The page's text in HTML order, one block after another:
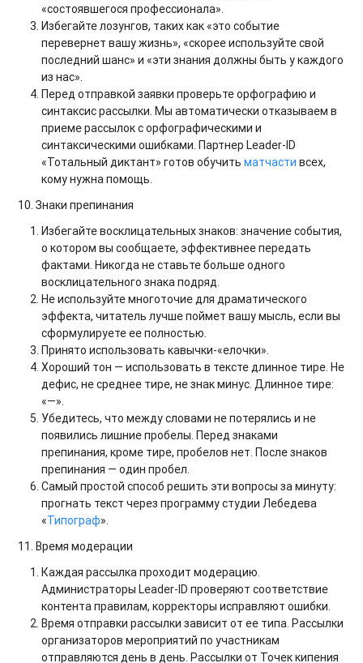
«состоявшегося профессионала».
Избегайте лозунгов, таких как «это событие
перевернет вашу жизнь», «скорее используйте свой
последний шанс» и «эти знания должны быть у каждого
из нас».
Перед отправкой заявки проверьте орфографию и
синтаксис рассылки. Мы автоматически отказываем в
приеме рассылок с орфографическими и
синтаксическими ошибками. Партнер Leader-ID
«Тотальный диктант» готов обучитьматчасти всех,
кому нужна помощь.
10. Знаки препинания
Избегайте восклицательных знаков: значение события,
о котором вы сообщаете, эффективнее передать
фактами. Никогда не ставьте больше одного
восклицательного знака подряд.
Не используйте многоточие для драматического
эффекта, читатель лучше поймет вашу мысль, если вы
сформулируете ее полностью.
Принято использовать кавычки-«елочки».
Хороший тон — использовать в тексте длинное тире. Не
дефис, не среднее тире, не знак минус. Длинное тире:
«—».
Убедитесь, что между словами не потерялись и не
появились лишние пробелы. Перед знаками
препинания, кроме тире, пробелов нет. После знаков
препинания — один пробел.
Самый простой способ решить эти вопросы за минуту:
прогнать текст через программу студии Лебедева
«Типограф».
11. Время модерации
Каждая рассылка проходит модерацию.
Администраторы Leader-ID проверяют соответствие
контента правилам, корректоры исправляют ошибки.
Время отправки рассылки зависит от ее типа. Рассылки
организаторов мероприятий по участникам
отправляются день в день. Рассылки от Точек кипения